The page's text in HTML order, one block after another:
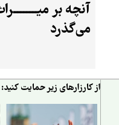
آنچه بر
می‌گذرد
از کارزارهای زیر حمایت کنید: